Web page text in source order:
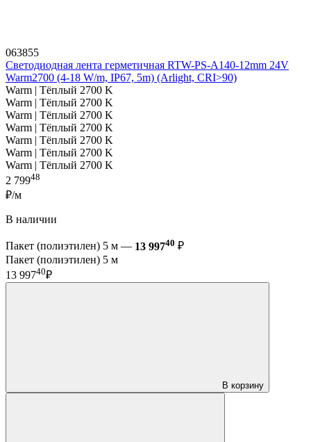
063855
Светодиодная лента герметичная RTW-PS-A140-12mm 24V
Warm2700 (4-18 W/m, IP67, 5m) (Arlight, CRI>90)
Warm | Тёплый 2700 K
Warm | Тёплый 2700 K
Warm | Тёплый 2700 K
Warm | Тёплый 2700 K
Warm | Тёплый 2700 K
Warm | Тёплый 2700 K
Warm | Тёплый 2700 K
2 79948
₽/м
В наличии
Пакет (полиэтилен) 5 м — 13 99740 ₽
Пакет (полиэтилен) 5 м
13 99740₽
В корзину